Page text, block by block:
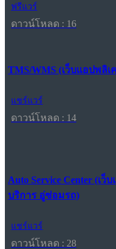
ฟรีแวร์
ดาวน์โหลด : 16
TMS/WMS (เว็บแอปพลิ
แชร์แวร์
ดาวน์โหลด : 14
Auto Service Center (เ
บริการ อู่ซ่อมรถ)
แชร์แวร์
ดาวน์โหลด : 28